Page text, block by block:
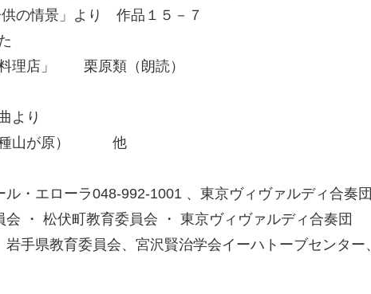
の情景」より 作品１５－７
理店」 栗原類（朗読）
より
（種山が原） 他
・エローラ048-992-1001 、東京ヴィヴァルディ合奏
・ 松伏町教育委員会 ・ 東京ヴィヴァルディ合奏団
手県教育委員会、宮沢賢治学会イーハトーブセンター